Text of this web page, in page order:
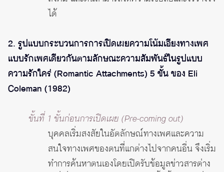
ได้
2. รูปแบบกระบวนการการเปิดเผยความโน้มเอียงทางเพศ
แบบรักเพศเดียวกันตามลักษณะความสัมพันธ์ในรูปแบบ
ความรักใคร่ (Romantic Attachments) 5 ขั้น ของ Eli
Coleman (1982)
ขั้นที่ 1 ขั้นก่อนการเปิดเผย (Pre-coming out)
บุคคลเริ่มสงสัยในอัตลักษณ์ทางเพศและความ
สนใจทางเพศของตนที่แกต่างไปจากคนอื่น จึงเริ่ม
ทำการค้นหาตนเองโดยเปิดรับข้อมูลข่าวสารต่าง